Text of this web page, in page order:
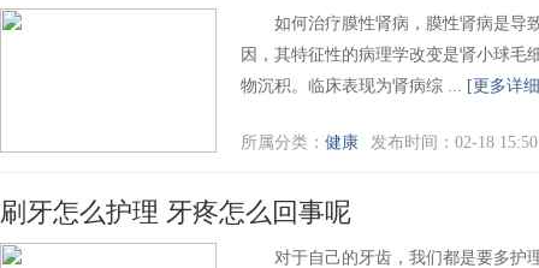
如何治疗膜性肾病，膜性肾病是导
因，其特征性的病理学改变是肾小球毛
物沉积。临床表现为肾病综 ... [更多详
所属分类： 健康 发布时间：02-18
刷牙怎么护理 牙疼怎么回事呢
对于自己的牙齿，我们都是要多护